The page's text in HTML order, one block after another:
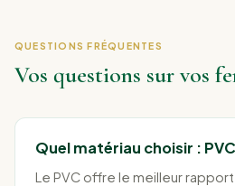
QUESTIONS FRÉQUENTES
Vos questions sur vos
Quel matériau choisir :
Le PVC offre le meilleur